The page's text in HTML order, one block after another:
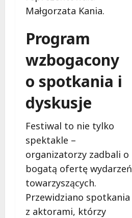
Małgorzata Kania.
Program
wzbogacony
o spotkania i
dyskusje
Festiwal to nie tylko
spektakle –
organizatorzy zadbali o
bogatą ofertę wydarzeń
towarzyszących.
Przewidziano spotkania
z aktorami, którzy